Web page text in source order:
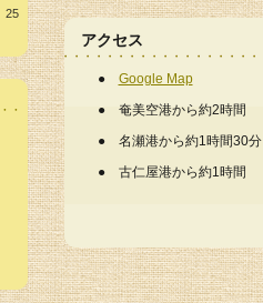
25
アクセス
● Google Map
● 奄美空港から約2時間
● 名瀬港から約1時間30分
● 古仁屋港から約1時間